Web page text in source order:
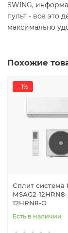
SWING,
пульт - все это
максимально
Похожие
- 1%
Сплит система
MSAG2-
12HRN8-O
Есть в наличии